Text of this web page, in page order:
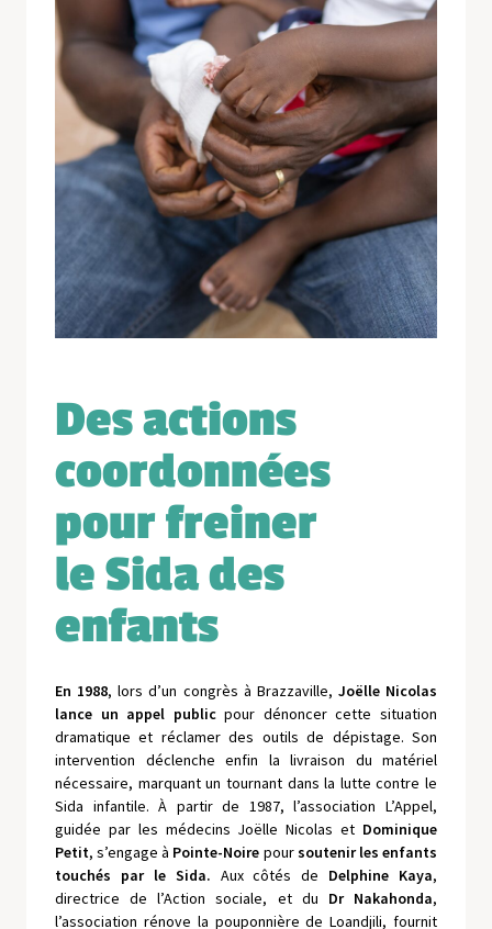
Des actions
coordonnées
pour freiner
le Sida des
enfants
En 1988, lors d’un congrès à Brazzaville, Joëlle Nicolas
lance un appel publicpour dénoncer cette situation
dramatique et réclamer des outils de dépistage. Son
intervention déclenche enfin la livraison du matériel
nécessaire, marquant un tournant dans la lutte contre le
Sida infantile. À partir de 1987, l’association L’Appel,
guidée par les médecins Joëlle Nicolas et Dominique
Petit, s’engage à Pointe-Noire poursoutenir les enfants
touchés par le Sida. Aux côtés de Delphine Kaya,
directrice de l’Action sociale, et du Dr Nakahonda,
l’association rénove la pouponnière de Loandjili, fournit